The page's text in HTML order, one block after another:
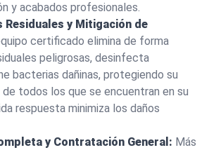
y acabados profesionales.
Residuales y Mitigación de
certificado elimina de forma
peligrosas, desinfecta
bacterias dañinas, protegiendo su
todos los que se encuentran en su
respuesta minimiza los daños
y Contratación General: Más